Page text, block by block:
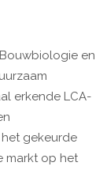
en
erkende LCA-
gekeurde
markt op het